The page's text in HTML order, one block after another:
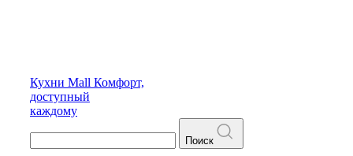
Кухни Mall Комфорт,
доступный
каждому
Поиск